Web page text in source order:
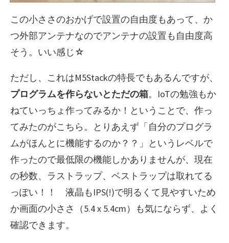
この小ささのおかげで設置の自由度もあって、か
つ外部アンテナなのでアンテナの設置も自由度高
そう。いい感じ☆
ただし、これはM5Stackの特長でもあるんですが、
プログラムを作らないとただの箱。IoTの勉強もか
ねていっちょ作ってみるか！ということで、作っ
てみたのがこちら。とりあえず「自分のプログラ
ムがほんとに機能するのか？？」というレベルで
作ったので最低限の機能しかありませんが、現在
の秒数、ラストラップ、ベストラップは取れてる
っぽい！！ 液晶もIPS(!)で明るくて見やすいため
か画面の小ささ（5.4 x 5.4cm）も気にならず、よく
確認できます。